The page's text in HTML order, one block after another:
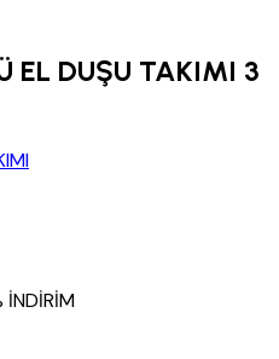
EL DUŞU TAKIMI 3
İNDİRİM